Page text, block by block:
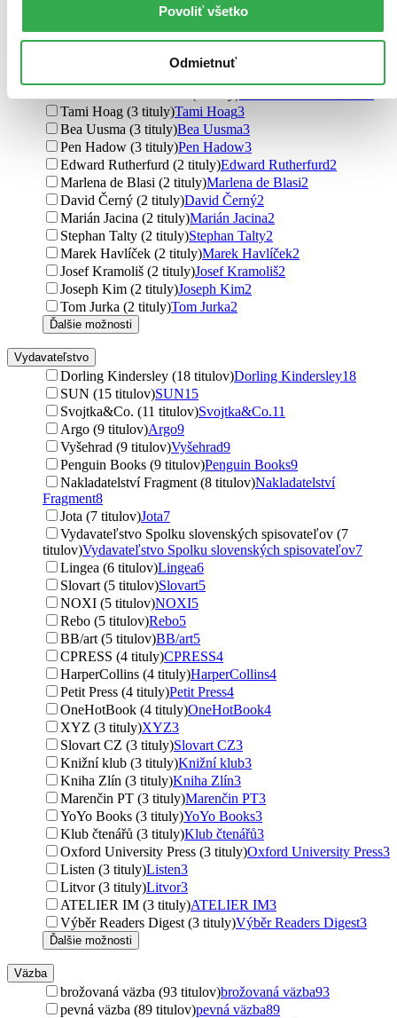
Povoliť všetko
Odmietnuť
Michael Connelly (3 tituly)Michael Connelly
Štefánik3
Sophie Kinsella (3 tituly)Sophie Kinsella
Tami Hoag (3 tituly)Tami Hoag3
Bea Uusma (3 tituly)Bea Uusma3
Pen Hadow (3 tituly)Pen Hadow3
Edward Rutherfurd (2 tituly)Edward Rutherfurd2
Marlena de Blasi (2 tituly)Marlena de Blasi2
David Černý (2 tituly)David Černý2
Marián Jacina (2 tituly)Marián Jacina2
Stephan Talty (2 tituly)Stephan Talty2
Marek Havlíček (2 tituly)Marek Havlíček2
Josef Kramoliš (2 tituly)Josef Kramoliš2
Joseph Kim (2 tituly)Joseph Kim2
Tom Jurka (2 tituly)Tom Jurka2
Ďalšie možnosti
Vydavateľstvo
Dorling Kindersley (18 titulov)Dorling Kindersley18
SUN (15 titulov)SUN15
Svojtka&Co. (11 titulov)Svojtka&Co.11
Argo (9 titulov)Argo9
Vyšehrad (9 titulov)Vyšehrad9
Penguin Books (9 titulov)Penguin Books9
Nakladatelství Fragment (8 titulov)Nakladatelství
Fragment8
Jota (7 titulov)Jota7
Vydavateľstvo Spolku slovenských spisovateľov (7
titulov)Vydavateľstvo Spolku slovenských spisovateľov7
Lingea (6 titulov)Lingea6
Slovart (5 titulov)Slovart5
NOXI (5 titulov)NOXI5
Rebo (5 titulov)Rebo5
BB/art (5 titulov)BB/art5
CPRESS (4 tituly)CPRESS4
HarperCollins (4 tituly)HarperCollins4
Petit Press (4 tituly)Petit Press4
OneHotBook (4 tituly)OneHotBook4
XYZ (3 tituly)XYZ3
Slovart CZ (3 tituly)Slovart CZ3
Knižní klub (3 tituly)Knižní klub3
Kniha Zlín (3 tituly)Kniha Zlín3
Marenčin PT (3 tituly)Marenčin PT3
YoYo Books (3 tituly)YoYo Books3
Klub čtenářů (3 tituly)Klub čtenářů3
Oxford University Press (3 tituly)Oxford University Press3
Listen (3 tituly)Listen3
Litvor (3 tituly)Litvor3
ATELIER IM (3 tituly)ATELIER IM3
Výběr Readers Digest (3 tituly)Výběr Readers Digest3
Ďalšie možnosti
Väzba
brožovaná väzba (93 titulov)brožovaná väzba93
pevná väzba (89 titulov)pevná väzba89